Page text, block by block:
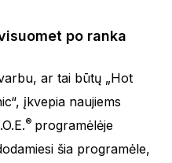
po ranka
ar tai būtų „Hot
įkvepia naujiems
® programėlėje
šia programėle,